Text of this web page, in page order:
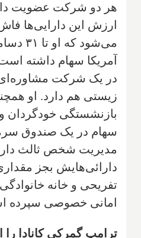
هر دو شرکت عضویت
ارزش این دارایی‌ها
آمریکا سهام داشته
در یک شرکت
زیستی هم دارد. او
بازنشستگی خودگردان
سهام در یک صندوق
مدیریت شخص ثالث
دارائی‌هایش بجز
تفریحی و خانه
امانی خصوصی سپرده